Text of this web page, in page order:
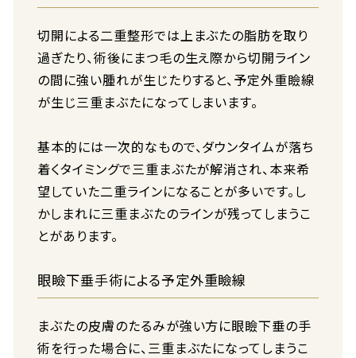
切開による二重整形では上まぶたの脂肪を取り
過ぎたり、術後にまつ毛の生え際から切開ライン
の間に強い腫れが生じたりすると、予定外重瞼線
が生じ三重まぶたになってしまいます。
基本的には一次的なもので、ダウンタイムが落ち
着くタイミングで三重まぶたが解消され、本来希
望していた二重ラインになることが多いです。し
かしまれに三重まぶたのラインが残ってしまうこ
とがあります。
眼瞼下垂手術による予定外重瞼線
まぶたの皮膚のたるみが強い方に眼瞼下垂の手
術を行った場合に、三重まぶたになってしまうこ